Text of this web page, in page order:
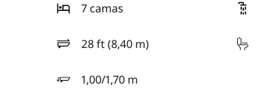
7 camas
28 ft (8,40 m)
eslora
1,00/1,70 m
calado